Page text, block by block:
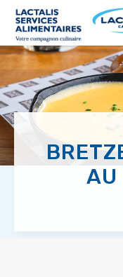
main
content
AU